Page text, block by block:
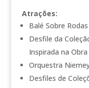
Atrações:
Balé Sobre
Desfile da
Inspirada na
Orquestra
Desfiles de